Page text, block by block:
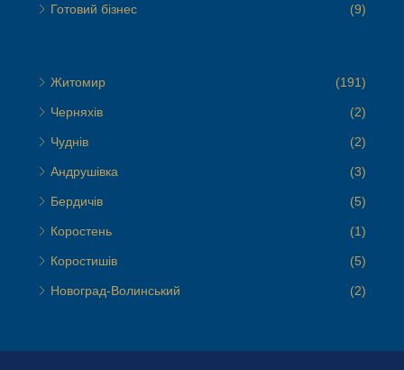
Готовий бізнес (9)
Житомир (191)
Черняхів (2)
Чуднів (2)
Андрушівка (3)
Бердичів (5)
Коростень (1)
Коростишів (5)
Новоград-Волинський (2)